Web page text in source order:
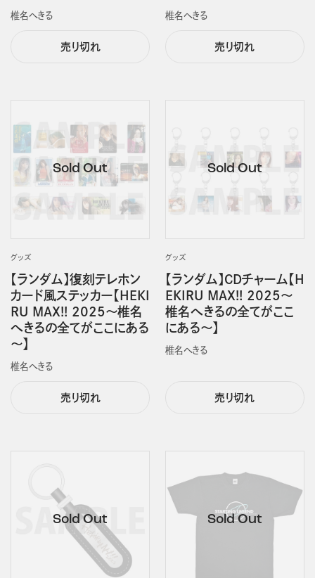
椎名へきる
売り切れ
椎名へきる
売り切れ
グッズ
【ランダム】復刻テレホン
カード風ステッカー【HEKI
RU MAX!! 2025～椎名
へきるの全てがここにある
～】
椎名へきる
売り切れ
グッズ
【ランダム】CDチャーム【H
EKIRU MAX!! 2025～
椎名へきるの全てがここ
にある～】
椎名へきる
売り切れ